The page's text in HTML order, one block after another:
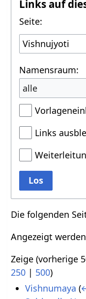
Links auf
Seite:
Namensraum:
alle
Links
Los
Die folgenden
Angezeigt
Zeige (vorherige
250 | 500)
Vishnumaya (